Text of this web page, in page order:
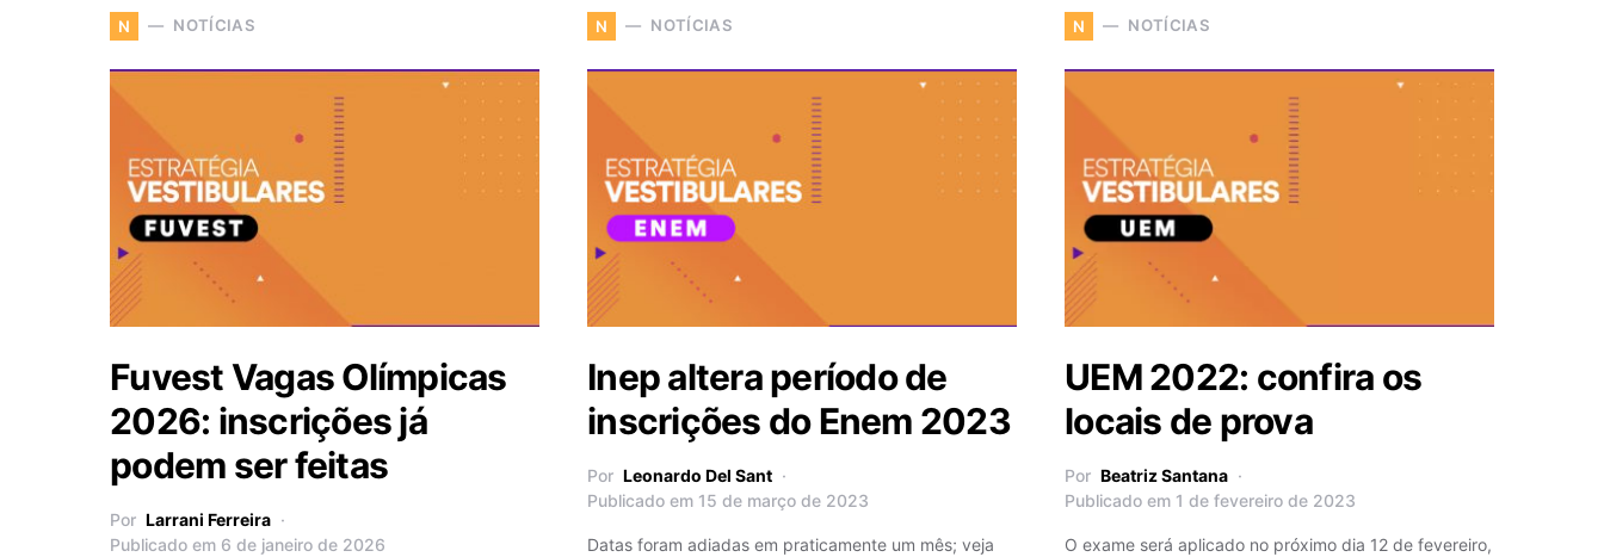
N NOTÍCIAS
Fuvest Vagas Olímpicas
2026: inscrições já
podem ser feitas
Por Larrani Ferreira
Publicado em 6 de janeiro de 2026
N NOTÍCIAS
Inep altera período de
inscrições do Enem 2023
Por Leonardo Del Sant
Publicado em 15 de março de 2023
Datas foram adiadas em praticamente um mês; veja
N NOTÍCIAS
UEM 2022: confira os
locais de prova
Por Beatriz Santana
Publicado em 1 de fevereiro de 2023
O exame será aplicado no próximo dia 12 de fevereiro,